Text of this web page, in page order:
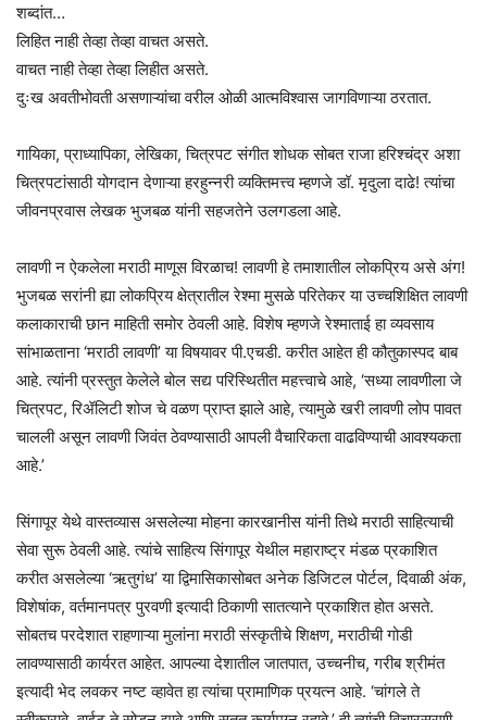
शब्दांत…
लिहित नाही तेव्हा तेव्हा वाचत असते.
वाचत नाही तेव्हा तेव्हा लिहीत असते.
दुःख अवतीभोवती असणाऱ्यांचा वरील ओळी आत्मविश्वास जागविणाऱ्या ठरतात.
गायिका, प्राध्यापिका, लेखिका, चित्रपट संगीत शोधक सोबत राजा हरिश्चंद्र अशा
चित्रपटांसाठी योगदान देणाऱ्या हरहुन्नरी व्यक्तिमत्त्व म्हणजे डॉ. मृदुला दाढे! त्यांचा
जीवनप्रवास लेखक भुजबळ यांनी सहजतेने उलगडला आहे.
लावणी न ऐकलेला मराठी माणूस विरळाच! लावणी हे तमाशातील लोकप्रिय असे अंग!
भुजबळ सरांनी ह्या लोकप्रिय क्षेत्रातील रेश्मा मुसळे परितेकर या उच्चशिक्षित लावणी
कलाकाराची छान माहिती समोर ठेवली आहे. विशेष म्हणजे रेश्माताई हा व्यवसाय
सांभाळताना ‘मराठी लावणी’ या विषयावर पी.एचडी. करीत आहेत ही कौतुकास्पद बाब
आहे. त्यांनी प्रस्तुत केलेले बोल सद्य परिस्थितीत महत्त्वाचे आहे, ‘सध्या लावणीला जे
चित्रपट, रिॲलिटी शोज चे वळण प्राप्त झाले आहे, त्यामुळे खरी लावणी लोप पावत
चालली असून लावणी जिवंत ठेवण्यासाठी आपली वैचारिकता वाढविण्याची आवश्यकता
आहे.’
सिंगापूर येथे वास्तव्यास असलेल्या मोहना कारखानीस यांनी तिथे मराठी साहित्याची
सेवा सुरू ठेवली आहे. त्यांचे साहित्य सिंगापूर येथील महाराष्ट्र मंडळ प्रकाशित
करीत असलेल्या ‘ऋतुगंध’ या द्विमासिकासोबत अनेक डिजिटल पोर्टल, दिवाळी अंक,
विशेषांक, वर्तमानपत्र पुरवणी इत्यादी ठिकाणी सातत्याने प्रकाशित होत असते.
सोबतच परदेशात राहणाऱ्या मुलांना मराठी संस्कृतीचे शिक्षण, मराठीची गोडी
लावण्यासाठी कार्यरत आहेत. आपल्या देशातील जातपात, उच्चनीच, गरीब श्रीमंत
इत्यादी भेद लवकर नष्ट व्हावेत हा त्यांचा प्रामाणिक प्रयत्न आहे. ‘चांगले ते